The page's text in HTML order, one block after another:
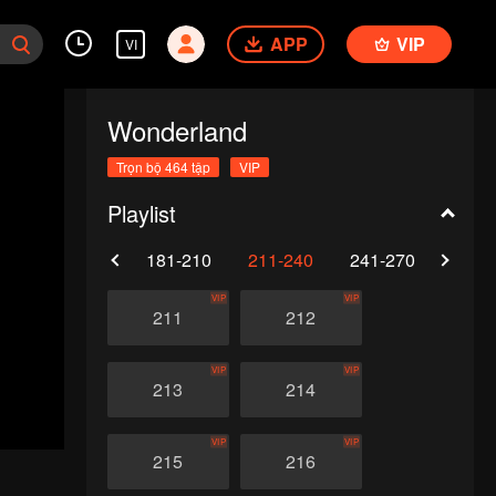
VI APP VIP
Wonderland
Trọn bộ 464 tập VIP
Playlist
181-210 211-240 241-270
211
VIP
212
VIP
213
VIP
214
VIP
215
VIP
216
VIP